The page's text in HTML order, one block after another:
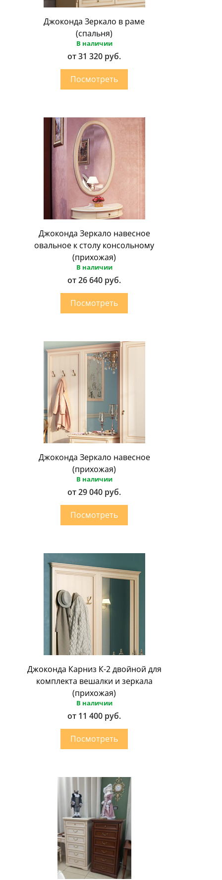
Джоконда Зеркало в раме
(спальня)
В наличии
от 31 320 руб.
Джоконда Зеркало навесное
овальное к столу консольному
(прихожая)
В наличии
от 26 640 руб.
Джоконда Зеркало навесное
(прихожая)
В наличии
от 29 040 руб.
Джоконда Карниз К-2 двойной для
комплекта вешалки и зеркала
(прихожая)
В наличии
от 11 400 руб.